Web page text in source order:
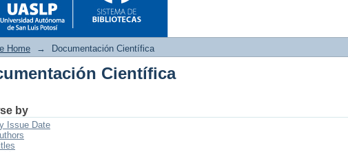
Home → Documentación Científica
Científica
by
Issue Date